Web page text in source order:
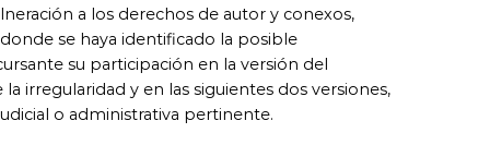
a los derechos de autor y conexos,
se haya identificado la posible
su participación en la versión del
irregularidad y en las siguientes dos versiones,
o administrativa pertinente.